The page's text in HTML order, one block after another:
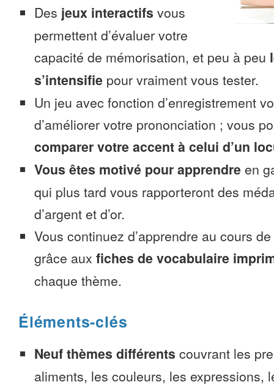
Des jeux interactifs vous
permettent d’évaluer votre
capacité de mémorisation, et peu à peu
s’intensifie pour vraiment vous tester.
Un jeu avec fonction d’enregistrement
d’améliorer votre prononciation ; vous
comparer votre accent à celui d’un
Vous êtes motivé pour apprendre en
qui plus tard vous rapporteront des
d’argent et d’or.
Vous continuez d’apprendre au cours
grâce aux fiches de vocabulaire
chaque thème.
Éléments-clés
Neuf thèmes différents couvrant les
aliments, les couleurs, les expressions,